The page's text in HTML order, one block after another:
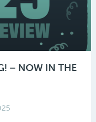
– NOW IN THE